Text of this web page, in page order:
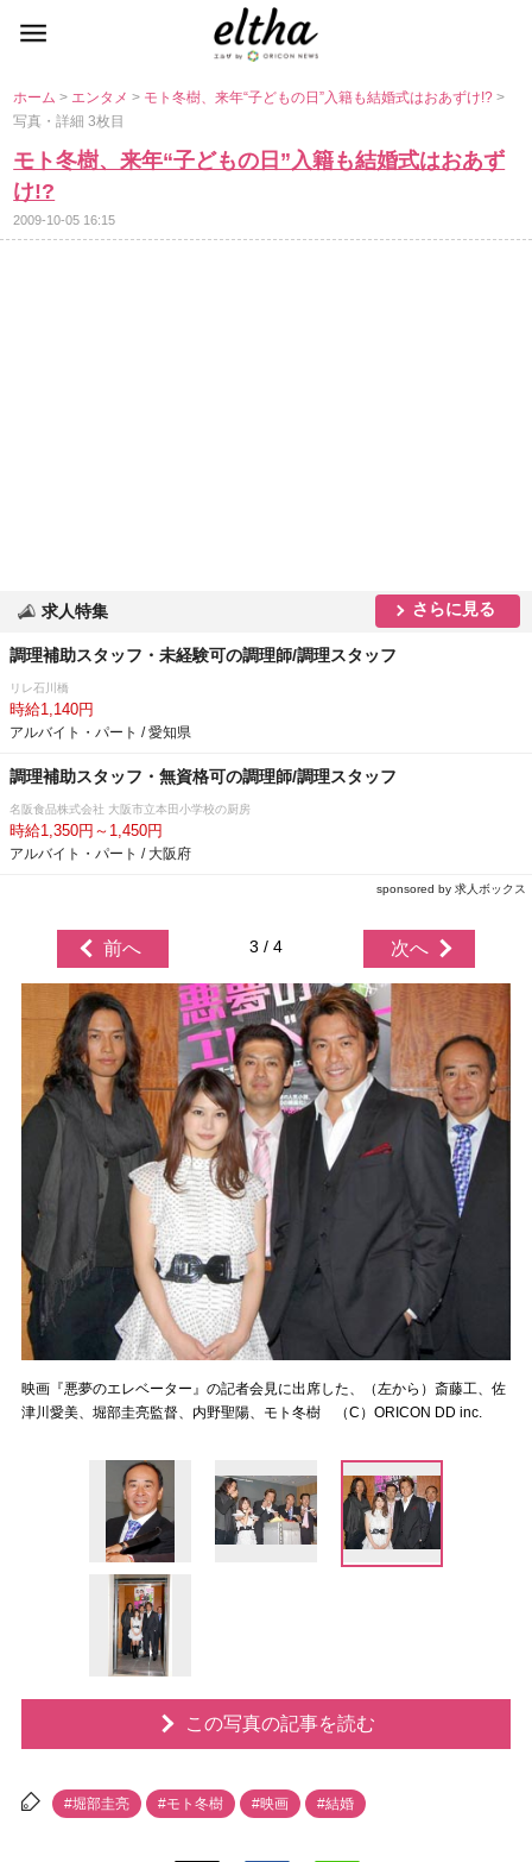
ホーム> エンタメ> モト冬樹、来年“子どもの日”入籍も結婚式はおあずけ!?>
写真・詳細 3枚目
モト冬樹、来年“子どもの日”入籍も結婚式はおあず
け!?
2009-10-05 16:15
求人特集 さらに見る
調理補助スタッフ・未経験可の調理師/調理スタッフ
リレ石川橋
時給1,140円
アルバイト・パート / 愛知県
調理補助スタッフ・無資格可の調理師/調理スタッフ
名阪食品株式会社 大阪市立本田小学校の厨房
時給1,350円～1,450円
アルバイト・パート / 大阪府
sponsored by 求人ボックス
前へ 3 / 4 次へ
映画『悪夢のエレベーター』の記者会見に出席した、（左から）斎藤工、佐
津川愛美、堀部圭亮監督、内野聖陽、モト冬樹 （C）ORICON DD inc.
この写真の記事を読む
#堀部圭亮 #モト冬樹 #映画 #結婚